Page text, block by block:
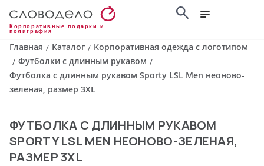
Корпоративные подарки и
полиграфия
Главная / Каталог / Корпоративная одежда с логотипом
/ Футболки с длинным рукавом /
Футболка с длинным рукавом Sporty LSL Men неоново-
зеленая, размер 3XL
ФУТБОЛКА С ДЛИННЫМ РУКАВОМ
SPORTY LSL MEN НЕОНОВО-ЗЕЛЕНАЯ,
РАЗМЕР 3XL